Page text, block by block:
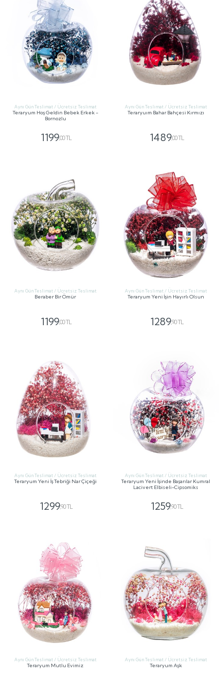
Aynı Gün Teslimat / Ücretsiz Teslimat
Teraryum Hoş Geldin Bebek Erkek -
Bornozlu
1199,00 TL
Aynı Gün Teslimat / Ücretsiz Teslimat
Teraryuım Bahar Bahçesi Kırmızı
1489,00 TL
Aynı Gün Teslimat / Ücretsiz Teslimat
Beraber Bir Ömür
1199,00 TL
Aynı Gün Teslimat / Ücretsiz Teslimat
Teraryum Yeni İşin Hayırlı Olsun
1289,90 TL
Aynı Gün Teslimat / Ücretsiz Teslimat
Teraryum Yeni İş Tebriği Nar Çiçeği
1299,90 TL
Aynı Gün Teslimat / Ücretsiz Teslimat
Teraryum Yeni İşinde Başarılar Kumral
Lacivert Elbiseli-Cipsomiks
1259,90 TL
Aynı Gün Teslimat / Ücretsiz Teslimat
Teraryum Mutlu Evimiz
Aynı Gün Teslimat / Ücretsiz Teslimat
Teraryum Aşk